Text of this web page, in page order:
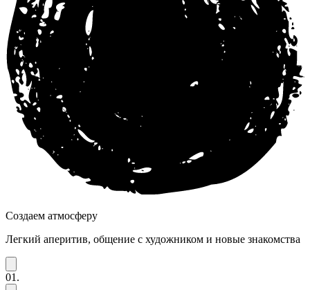
Создаем атмосферу
Легкий аперитив, общение с художником и новые знакомства
01.